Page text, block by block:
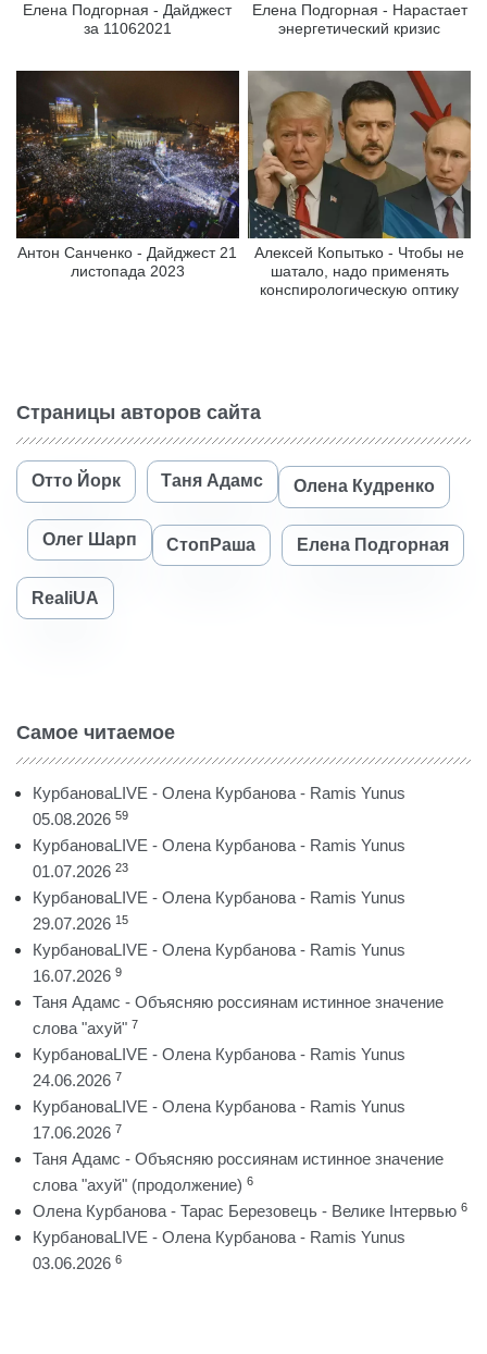
Елена Подгорная - Дайджест
за 11062021
Елена Подгорная - Нарастает
энергетический кризис
Антон Санченко - Дайджест 21
листопада 2023
Алексей Копытько - Чтобы не
шатало, надо применять
конспирологическую оптику
Страницы авторов сайта
Отто Йорк Таня Адамс Олена Кудренко
Олег Шарп СтопРаша Елена Подгорная
RealiUA
Самое читаемое
КурбановаLIVE - Олена Курбанова - Ramis Yunus
05.08.2026 59
КурбановаLIVE - Олена Курбанова - Ramis Yunus
01.07.2026 23
КурбановаLIVE - Олена Курбанова - Ramis Yunus
29.07.2026 15
КурбановаLIVE - Олена Курбанова - Ramis Yunus
16.07.2026 9
Таня Адамс - Объясняю россиянам истинное значение
слова "ахуй" 7
КурбановаLIVE - Олена Курбанова - Ramis Yunus
24.06.2026 7
КурбановаLIVE - Олена Курбанова - Ramis Yunus
17.06.2026 7
Таня Адамс - Объясняю россиянам истинное значение
слова "ахуй" (продолжение) 6
Олена Курбанова - Тарас Березовець - Велике Інтервью 6
КурбановаLIVE - Олена Курбанова - Ramis Yunus
03.06.2026 6